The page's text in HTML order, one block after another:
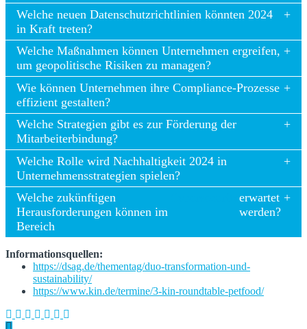
Welche neuen Datenschutzrichtlinien könnten 2024
in Kraft treten?
Welche Maßnahmen können Unternehmen ergreifen,
um geopolitische Risiken zu managen?
Wie können Unternehmen ihre Compliance-Prozesse
effizient gestalten?
Welche Strategien gibt es zur Förderung der
Mitarbeiterbindung?
Welche Rolle wird Nachhaltigkeit 2024 in
Unternehmensstrategien spielen?
Welche zukünftigen
Herausforderungen können im
Bereich
Cybersecurityerwartet
werden?
Informationsquellen:
https://dsag.de/thementag/duo-transformation-und-
sustainability/
https://www.kin.de/termine/3-kin-roundtable-petfood/